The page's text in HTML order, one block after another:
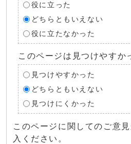
役に立った
どちらともいえない
役に立たなかった
このページは見つけやすか
見つけやすかった
どちらともいえない
見つけにくかった
このページに関してのご意
入ください。